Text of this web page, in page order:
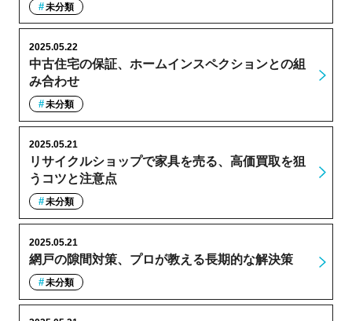
未分類
中古住宅の保証、ホームインスペクションとの組
み合わせ
2025.05.22
未分類
リサイクルショップで家具を売る、高価買取を狙
うコツと注意点
2025.05.21
未分類
網戸の隙間対策、プロが教える長期的な解決策
2025.05.21
未分類